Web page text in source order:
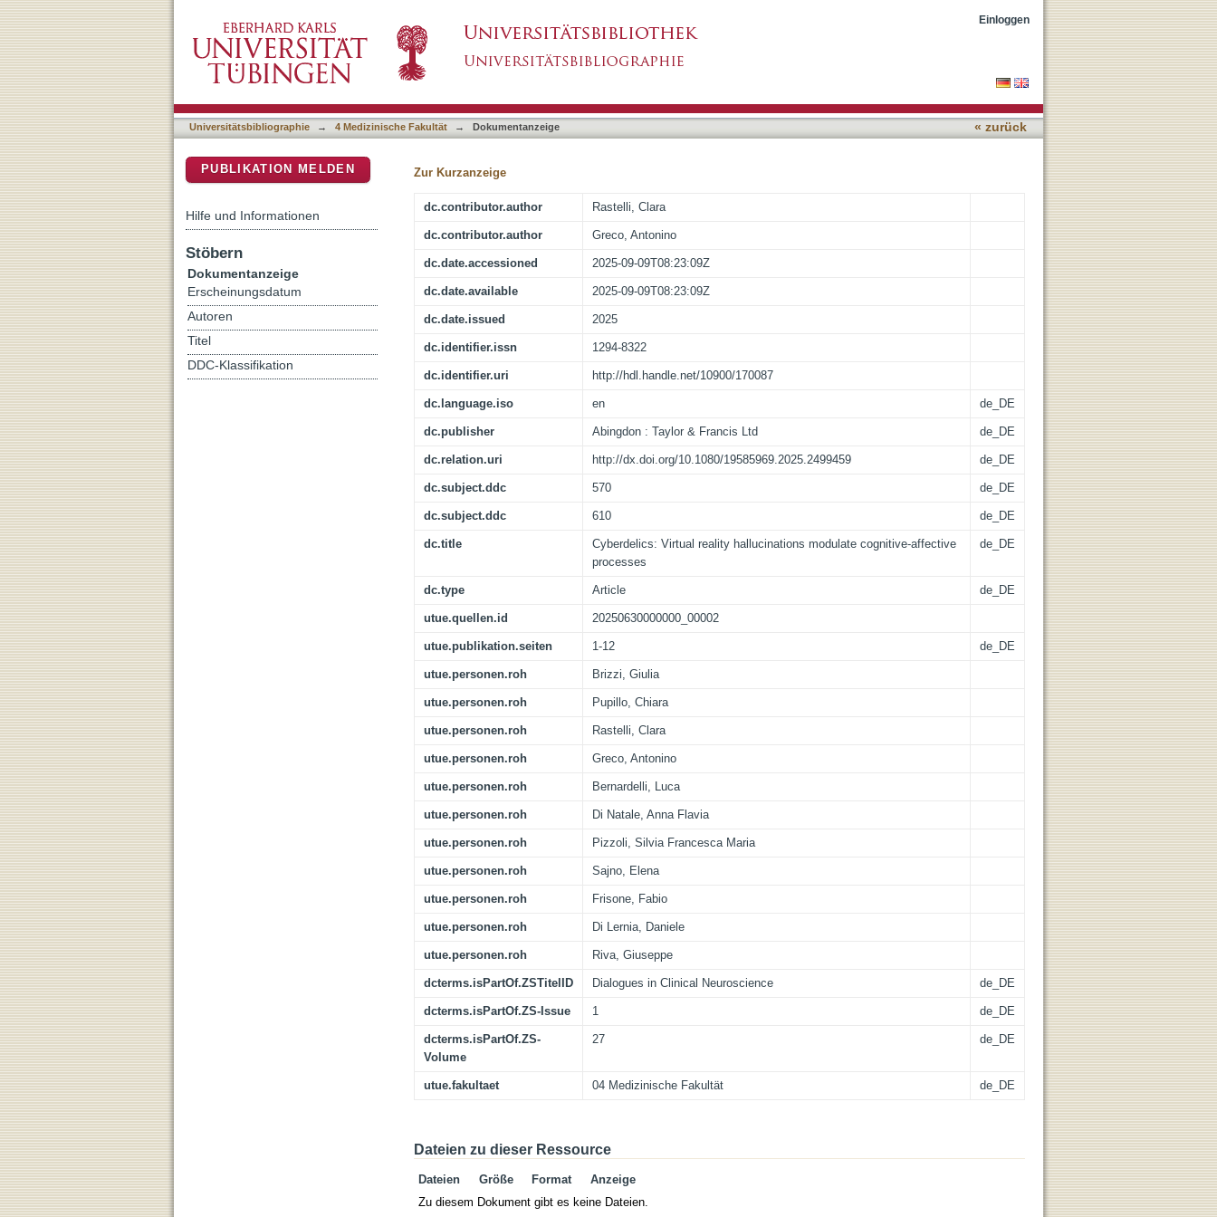
Einloggen
Universitätsbibliographie → 4 Medizinische Fakultät → Dokumentanzeige « zurück
Zur Kurzanzeige
dc.contributor.author Rastelli, Clara
dc.contributor.author Greco, Antonino
dc.date.accessioned 2025-09-09T08:23:09Z
dc.date.available 2025-09-09T08:23:09Z
dc.date.issued 2025
dc.identifier.issn 1294-8322
dc.identifier.uri http://hdl.handle.net/10900/170087
dc.language.iso en de_DE
dc.publisher Abingdon : Taylor & Francis Ltd de_DE
dc.relation.uri http://dx.doi.org/10.1080/19585969.2025.2499459 de_DE
dc.subject.ddc 570 de_DE
dc.subject.ddc 610 de_DE
dc.title
Cyberdelics: Virtual reality hallucinations modulate cognitive-affective
processes
de_DE
dc.type Article de_DE
utue.quellen.id 20250630000000_00002
utue.publikation.seiten 1-12 de_DE
utue.personen.roh Brizzi, Giulia
utue.personen.roh Pupillo, Chiara
utue.personen.roh Rastelli, Clara
utue.personen.roh Greco, Antonino
utue.personen.roh Bernardelli, Luca
utue.personen.roh Di Natale, Anna Flavia
utue.personen.roh Pizzoli, Silvia Francesca Maria
utue.personen.roh Sajno, Elena
utue.personen.roh Frisone, Fabio
utue.personen.roh Di Lernia, Daniele
utue.personen.roh Riva, Giuseppe
dcterms.isPartOf.ZSTitelID Dialogues in Clinical Neuroscience de_DE
dcterms.isPartOf.ZS-Issue 1 de_DE
dcterms.isPartOf.ZS-
Volume
27 de_DE
utue.fakultaet 04 Medizinische Fakultät de_DE
Dateien zu dieser Ressource
Dateien Größe Format
Anzeige
Zu diesem Dokument gibt es keine Dateien.
PUBLIKATION MELDEN
Hilfe und Informationen
Stöbern
Dokumentanzeige
Erscheinungsdatum
Autoren
Titel
DDC-Klassifikation